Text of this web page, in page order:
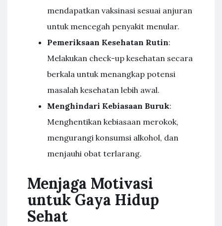
mendapatkan vaksinasi sesuai anjuran
untuk mencegah penyakit menular.
Pemeriksaan Kesehatan Rutin:
Melakukan check-up kesehatan secara
berkala untuk menangkap potensi
masalah kesehatan lebih awal.
Menghindari Kebiasaan Buruk:
Menghentikan kebiasaan merokok,
mengurangi konsumsi alkohol, dan
menjauhi obat terlarang.
Menjaga Motivasi
untuk Gaya Hidup
Sehat